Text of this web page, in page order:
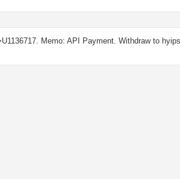
Memo: API Payment. Withdraw to